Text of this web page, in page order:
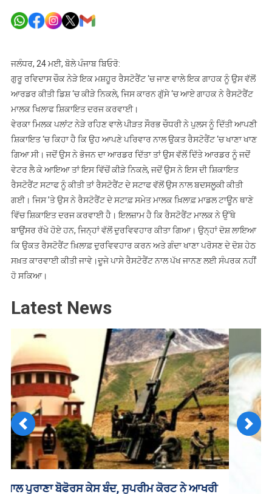
ਭੋਜਨ
‘ਚੋਂ
ਸ਼ਿਕਾਇਤ
ਜਲੰਧਰ, 24 ਮਈ, ਬੋਲੇ ਪੰਜਾਬ ਬਿਓਰੋ:
ਗੁਰੂ ਰਵਿਦਾਸ ਚੌਕ ਨੇੜੇ ਇਕ ਮਸ਼ਹੂਰ ਰੈਸਟੋਰੈਂਟ ‘ਚ ਜਾਣ ਵਾਲੇ ਇਕ ਗਾਹਕ ਨੂੰ ਉਸ ਵੱਲੋਂ
ਆਰਡਰ ਕੀਤੀ ਡਿਸ਼ ‘ਚ ਕੀੜੇ ਨਿਕਲੇ, ਜਿਸ ਕਾਰਨ ਗੁੱਸੇ ‘ਚ ਆਏ ਗਾਹਕ ਨੇ ਰੈਸਟੋਰੈਂਟ
ਮਾਲਕ ਖਿਲਾਫ ਸ਼ਿਕਾਇਤ ਦਰਜ ਕਰਵਾਈ।
ਵੇਰਕਾ ਮਿਲਕ ਪਲਾਂਟ ਨੇੜੇ ਰਹਿਣ ਵਾਲੇ ਪੀੜਤ ਸੌਰਭ ਚੌਧਰੀ ਨੇ ਪੁਲਸ ਨੂੰ ਦਿੱਤੀ ਆਪਣੀ
ਸ਼ਿਕਾਇਤ ‘ਚ ਕਿਹਾ ਹੈ ਕਿ ਉਹ ਆਪਣੇ ਪਰਿਵਾਰ ਨਾਲ ਉਕਤ ਰੈਸਟੋਰੈਂਟ ‘ਚ ਖਾਣਾ ਖਾਣ
ਗਿਆ ਸੀ। ਜਦੋਂ ਉਸ ਨੇ ਭੋਜਨ ਦਾ ਆਰਡਰ ਦਿੱਤਾ ਤਾਂ ਉਸ ਵੱਲੋਂ ਦਿੱਤੇ ਆਰਡਰ ਨੂੰ ਜਦੋਂ
ਵੇਟਰ ਲੈ ਕੇ ਆਇਆ ਤਾਂ ਇਸ ਵਿੱਚੋਂ ਕੀੜੇ ਨਿਕਲੇ, ਜਦੋਂ ਉਸ ਨੇ ਇਸ ਦੀ ਸ਼ਿਕਾਇਤ
ਰੈਸਟੋਰੈਂਟ ਸਟਾਫ ਨੂੰ ਕੀਤੀ ਤਾਂ ਰੈਸਟੋਰੈਂਟ ਦੇ ਸਟਾਫ ਵੱਲੋਂ ਉਸ ਨਾਲ ਬਦਸਲੂਕੀ ਕੀਤੀ
ਗਈ। ਜਿਸ ’ਤੇ ਉਸ ਨੇ ਰੈਸਟੋਰੈਂਟ ਦੇ ਸਟਾਫ਼ ਸਮੇਤ ਮਾਲਕ ਖ਼ਿਲਾਫ਼ ਮਾਡਲ ਟਾਊਨ ਥਾਣੇ
ਵਿੱਚ ਸ਼ਿਕਾਇਤ ਦਰਜ ਕਰਵਾਈ ਹੈ। ਇਲਜ਼ਾਮ ਹੈ ਕਿ ਰੈਸਟੋਰੈਂਟ ਮਾਲਕ ਨੇ ਉੱਥੇ
ਬਾਉਂਸਰ ਰੱਖੇ ਹੋਏ ਹਨ, ਜਿਨ੍ਹਾਂ ਵੱਲੋਂ ਦੁਰਵਿਵਹਾਰ ਕੀਤਾ ਗਿਆ। ਉਨ੍ਹਾਂ ਦੋਸ਼ ਲਾਇਆ
ਕਿ ਉਕਤ ਰੈਸਟੋਰੈਂਟ ਖ਼ਿਲਾਫ਼ ਦੁਰਵਿਵਹਾਰ ਕਰਨ ਅਤੇ ਗੰਦਾ ਖਾਣਾ ਪਰੋਸਣ ਦੇ ਦੋਸ਼ ਹੇਠ
ਸਖ਼ਤ ਕਾਰਵਾਈ ਕੀਤੀ ਜਾਵੇ।ਦੂਜੇ ਪਾਸੇ ਰੈਸਟੋਰੈਂਟ ਨਾਲ ਪੱਖ ਜਾਨਣ ਲਈ ਸੰਪਰਕ ਨਹੀਂ
ਹੋ ਸਕਿਆ।
Latest News
Previous Next